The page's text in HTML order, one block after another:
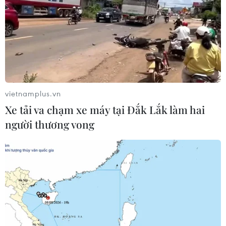
Salmonella - vi khuẩn có thể lây sang người qua thực
phẩm bị nhiễm khuẩn.
Liên tiếp ngộ độc thực phẩm trong trường
vietnamplus.vn
Xe tải va chạm xe máy tại Đắk Lắk làm hai
người thương vong